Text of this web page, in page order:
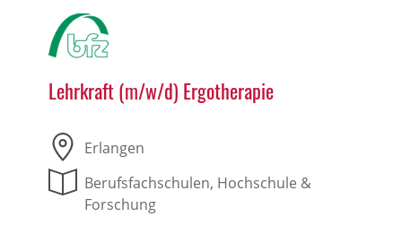
Lehrkraft (m/w/d) Ergotherapie
Erlangen
Berufsfachschulen, Hochschule &
Forschung